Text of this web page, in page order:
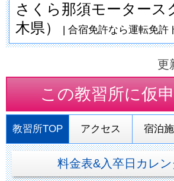
さくら那須モータース
木県）
| 合宿免許なら運転免許
更
この教習所に仮
教習所TOP アクセス 宿泊
料金表&入卒日カレン